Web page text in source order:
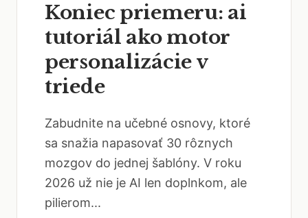
Koniec priemeru: ai
tutoriál ako motor
personalizácie v
triede
Zabudnite na učebné osnovy, ktoré
sa snažia napasovať 30 rôznych
mozgov do jednej šablóny. V roku
2026 už nie je AI len doplnkom, ale
pilierom...